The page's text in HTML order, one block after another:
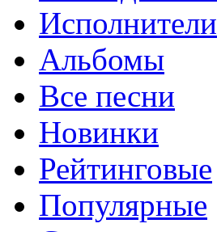
Исполнители
Альбомы
Все песни
Новинки
Рейтинговые
Популярные